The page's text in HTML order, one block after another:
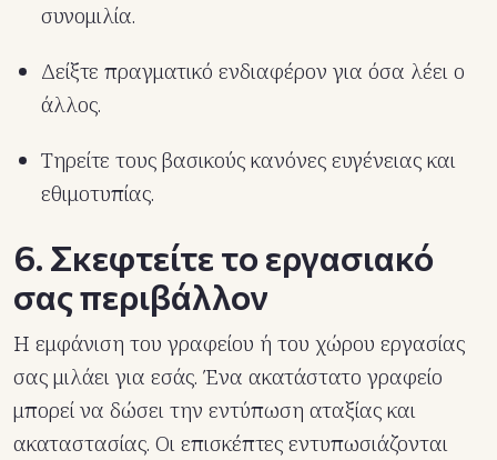
συνομιλία.
Δείξτε πραγματικό ενδιαφέρον για όσα λέει ο
άλλος.
Τηρείτε τους βασικούς κανόνες ευγένειας και
εθιμοτυπίας.
6. Σκεφτείτε το εργασιακό
σας περιβάλλον
Η εμφάνιση του γραφείου ή του χώρου εργασίας
σας μιλάει για εσάς. Ένα ακατάστατο γραφείο
μπορεί να δώσει την εντύπωση αταξίας και
ακαταστασίας. Οι επισκέπτες εντυπωσιάζονται